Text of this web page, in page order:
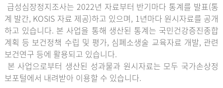
급성심장정지조사는 2022년 자료부터 반기마다 통계를 발표(통
계 발간, KOSIS 자료 제공)하고 있으며, 1년마다 원시자료를 공개
하고 있습니다. 본 사업을 통해 생산된 통계는 국민건강증진종합
계획 등 보건정책 수립 및 평가, 심폐소생술 교육자료 개발, 관련
보건연구 등에 활용되고 있습니다.
본 사업으로부터 생산된 성과물과 원시자료는 모두 국가손상정
보포털에서 내려받아 이용할 수 있습니다.